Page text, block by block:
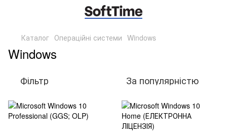
Каталог Операційні системи Windows
Windows
Фільтр За популярністю